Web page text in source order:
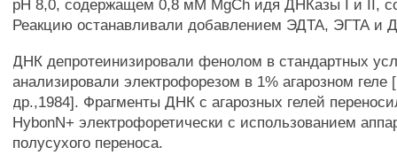
pH 8,0, содержащем 0,8 мМ MgCh идя ДНКазы I и II,
Реакцию останавливали добавлением ЭДТА, ЭГТА и
ДНК депротеинизировали фенолом в стандартных
анализировали электрофорезом в 1% агарозном
др.,1984]. Фрагменты ДНК с агарозных гелей
HybonN+ электрофоретически с использованием
полусухого переноса.